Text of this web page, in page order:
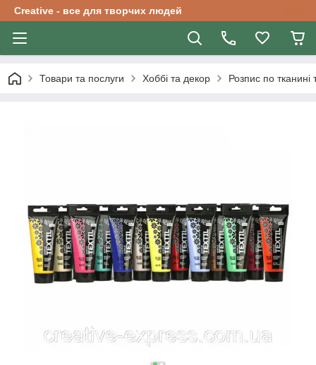
Creative - все для творчих людей
Товари та послуги Хоббі та декор Розпис по тканині